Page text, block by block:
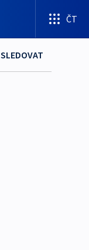
ČT
SLEDOVAT